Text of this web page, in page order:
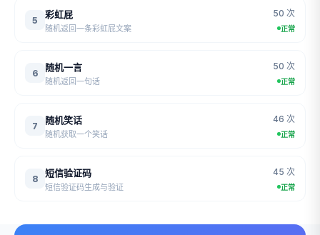
5
彩虹屁
随机返回一条彩虹屁文案
50 次
正常
6
随机一言
随机返回一句话
50 次
正常
7
随机笑话
随机获取一个笑话
46 次
正常
8
短信验证码
短信验证码生成与验证
45 次
正常